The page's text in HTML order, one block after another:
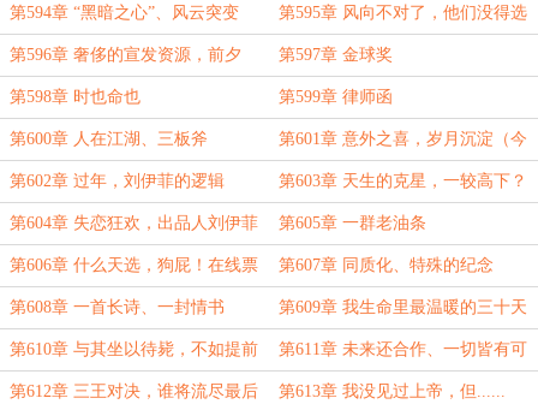
吗？
第594章 “黑暗之心”、风云突变 第595章 风向不对了，他们没得选
择
第596章 奢侈的宣发资源，前夕 第597章 金球奖
第598章 时也命也 第599章 律师函
第600章 人在江湖、三板斧 第601章 意外之喜，岁月沉淀（今
天两章，休息一章，太累了...）
第602章 过年，刘伊菲的逻辑 第603章 天生的克星，一较高下？
第604章 失恋狂欢，出品人刘伊菲 第605章 一群老油条
第606章 什么天选，狗屁！在线票
务
第607章 同质化、特殊的纪念
第608章 一首长诗、一封情书 第609章 我生命里最温暖的三十天
第610章 与其坐以待毙，不如提前
出手
第611章 未来还合作、一切皆有可
能
第612章 三王对决，谁将流尽最后 第613章 我没见过上帝，但......